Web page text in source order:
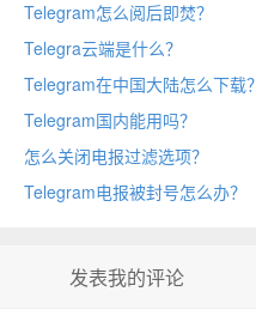
Telegram怎么阅后即焚？
Telegra云端是什么？
Telegram在中国大陆怎么下载？
Telegram国内能用吗？
怎么关闭电报过滤选项？
Telegram电报被封号怎么办？
发表我的评论